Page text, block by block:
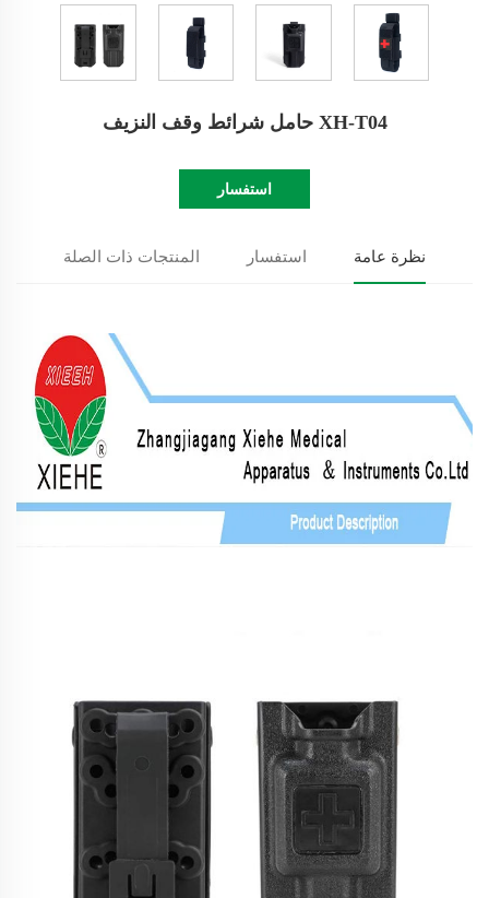
XH-T04 حامل شرائط وقف النزيف
استفسار
نظرة عامة استفسار المنتجات ذات الصلة